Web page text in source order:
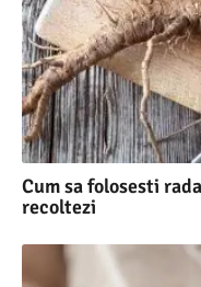
Cum sa folosesti
recoltezi